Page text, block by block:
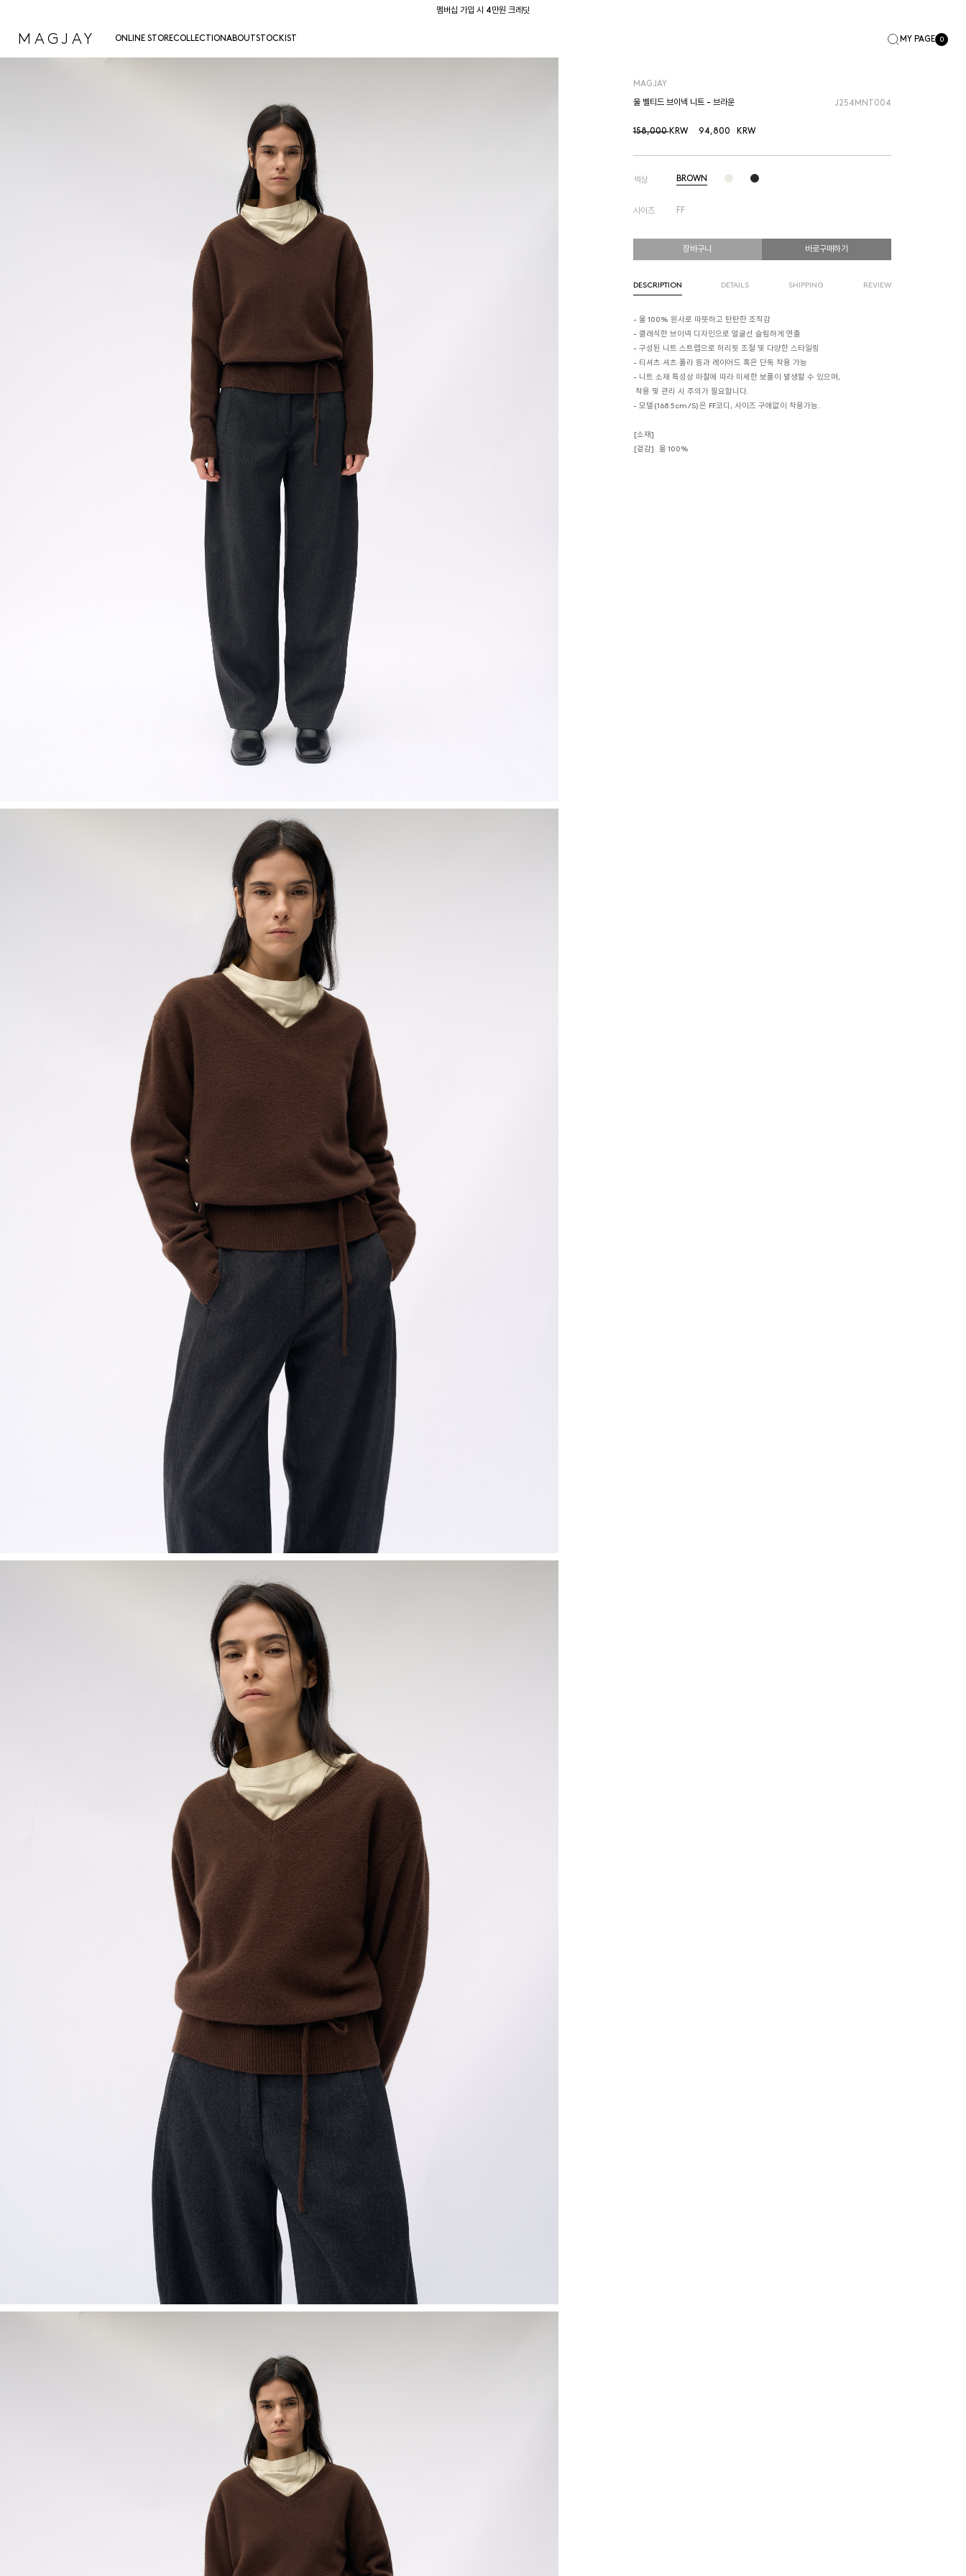
멤버십 가입 시 4만원 크레딧
MAGJAY ONLINE STORECOLLECTIONABOUTSTOCKIST MY PAGE 0
MAGJAY
울 벨티드 브이넥 니트 - 브라운 J254MNT004
158,000KRW 94,800 KRW
색상 BROWN
사이즈 FF
장바구니 바로구매하기
DESCRIPTION DETAILS SHIPPING REVIEW
- 울 100% 원사로 따뜻하고 탄탄한 조직감
- 클래식한 브이넥 디자인으로 얼굴선 슬림하게 연출
- 구성된 니트 스트랩으로 허리핏 조절 및 다양한 스타일링
- 티셔츠·셔츠·폴라 등과 레이어드 혹은 단독 착용 가능
- 니트 소재 특성상 마찰에 따라 미세한 보풀이 발생할 수 있으며,
착용 및 관리 시 주의가 필요합니다.
- 모델(168.5cm/S)은 FF코디, 사이즈 구애없이 착용가능.
[소재]
[겉감] 울 100%